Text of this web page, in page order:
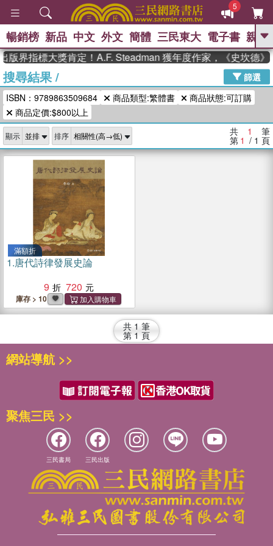
5
GO
高希均教授回憶錄
、 The Odyssey 、 父親節 、 如果歷
史是一群喵 、 暑期推薦 、 國際布克
登輝時代 、 數學女孩：黎曼猜想 、
偉大的迷走神經
暢銷榜 新品 中文 外文 簡體 三民東大 電子書 親子
版界指標大獎肯定！A.F. Steadman 獲年度作家，《史坎德》
搜尋結果/
篩選
ISBN：9789863509684
商品類型:繁體書
商品狀態:可訂購
商品定價:$800以上
顯示 排序 共 1 筆
第 1 / 1 頁
滿額折
1.唐代詩律發展史論
9
720
庫存 > 10
共 1 筆
第 1 頁
網站導航 >>
聚焦三民 >>
三民書局 三民出版